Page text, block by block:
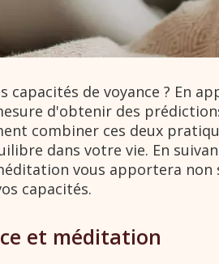
de voyance ? En
d'obtenir des
combiner ces deux
dans votre vie. En
vous apportera
capacités.
et méditation